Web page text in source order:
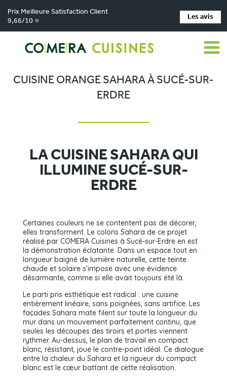
Prix Meilleure Satisfaction Client
9,66/10 ⭐
Les avis
Comera Cuisines > Nos magasins de cuisine > Cuisiniste Carquefou
Réalisations > Cuisine orange Sahara à Sucé-sur-Erdre
CUISINE ORANGE SAHARA À SUCÉ-SUR-
ERDRE
LA CUISINE SAHARA QUI
ILLUMINE SUCÉ-SUR-
ERDRE
Certaines couleurs ne se contentent pas de décorer,
elles transforment. Le coloris Sahara de ce projet
réalisé par COMERA Cuisines à Sucé-sur-Erdre en est
la démonstration éclatante. Dans un espace tout en
longueur baigné de lumière naturelle, cette teinte
chaude et solaire s’impose avec une évidence
désarmante, comme si elle avait toujours été là.
Le parti pris esthétique est radical : une cuisine
entièrement linéaire, sans poignées, sans artifice. Les
façades Sahara mate filent sur toute la longueur du
mur dans un mouvement parfaitement continu, que
seules les découpes des tiroirs et portes viennent
rythmer. Au-dessus, le plan de travail en compact
blanc, résistant, joue le contre-point idéal. Ce dialogue
entre la chaleur du Sahara et la rigueur du compact
blanc est le cœur battant de cette réalisation.